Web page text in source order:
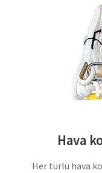
Hava
Her türlü hava